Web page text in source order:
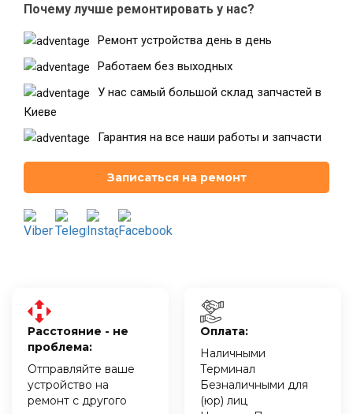
г. Киев, ТЦ LAKE PLAZA, ул. Героев
г. Киев, ул. Казимира Малевича, 87
Дарница
г. Киев, Комфорт Таун, ул.
Березнева, 16, корпус 3
Почему лучше ремонтировать у нас?
Ремонт устройства день в день
Работаем без выходных
У нас самый большой склад запчастей в
Киеве
Гарантия на все наши работы и запчасти
Записаться на ремонт
Расстояние - не
проблема:
Отправляйте ваше
устройство на
ремонт с другого
Оплата:
Наличными
Терминал
Безналичными для
(юр) лиц